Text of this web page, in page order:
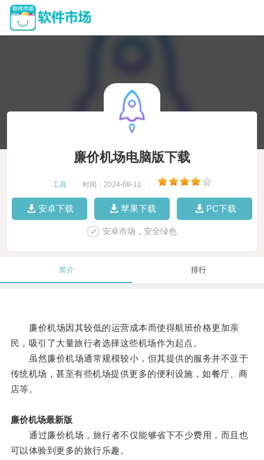
廉价机场电脑版下载
工具 时间：2024-08-11
安卓下载 苹果下载 PC下载
安卓市场，安全绿色
简介 排行
廉价机场因其较低的运营成本而使得航班价格更加亲
民，吸引了大量旅行者选择这些机场作为起点。
虽然廉价机场通常规模较小，但其提供的服务并不亚于
传统机场，甚至有些机场提供更多的便利设施，如餐厅、商
店等。
廉价机场最新版
通过廉价机场，旅行者不仅能够省下不少费用，而且也
可以体验到更多的旅行乐趣。